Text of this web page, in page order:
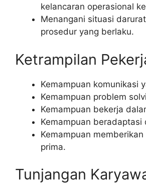
kelancaran operasional
Menangani situasi
prosedur yang berlaku.
Ketrampilan
Kemampuan komunikasi
Kemampuan problem
Kemampuan bekerja
Kemampuan beradaptasi
Kemampuan
prima.
Tunjangan